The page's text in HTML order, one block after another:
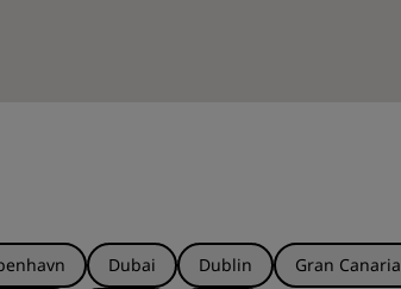
Dubai Dublin Gran Canaria